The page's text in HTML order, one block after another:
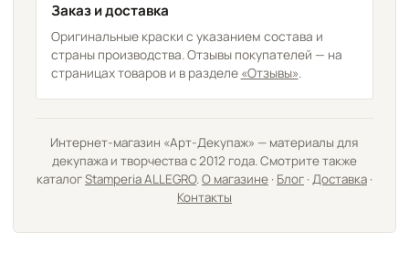
Заказ и доставка
Оригинальные краски с указанием состава и
страны производства. Отзывы покупателей — на
страницах товаров и в разделе «Отзывы».
Интернет-магазин «Арт-Декупаж» — материалы для
декупажа и творчества с 2012 года. Смотрите также
каталогStamperia ALLEGRO.О магазине· Блог· Доставка·
Контакты